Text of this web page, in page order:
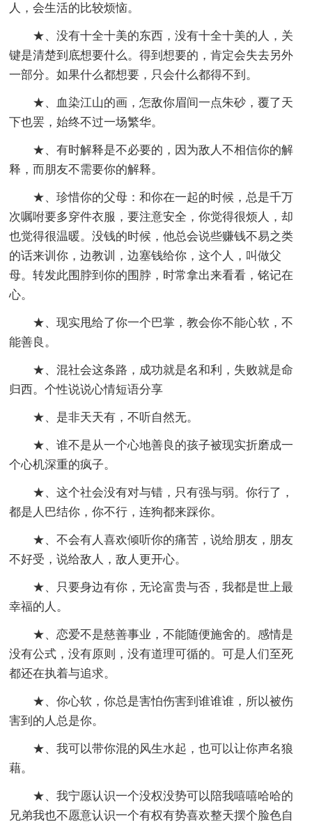
人，会生活的比较烦恼。
★、没有十全十美的东西，没有十全十美的人，关
键是清楚到底想要什么。得到想要的，肯定会失去另外
一部分。如果什么都想要，只会什么都得不到。
★、血染江山的画，怎敌你眉间一点朱砂，覆了天
下也罢，始终不过一场繁华。
★、有时解释是不必要的，因为敌人不相信你的解
释，而朋友不需要你的解释。
★、珍惜你的父母：和你在一起的时候，总是千万
次嘱咐要多穿件衣服，要注意安全，你觉得很烦人，却
也觉得很温暖。没钱的时候，他总会说些赚钱不易之类
的话来训你，边教训，边塞钱给你，这个人，叫做父
母。转发此围脖到你的围脖，时常拿出来看看，铭记在
心。
★、现实甩给了你一个巴掌，教会你不能心软，不
能善良。
★、混社会这条路，成功就是名和利，失败就是命
归西。个性说说心情短语分享
★、是非天天有，不听自然无。
★、谁不是从一个心地善良的孩子被现实折磨成一
个心机深重的疯子。
★、这个社会没有对与错，只有强与弱。你行了，
都是人巴结你，你不行，连狗都来踩你。
★、不会有人喜欢倾听你的痛苦，说给朋友，朋友
不好受，说给敌人，敌人更开心。
★、只要身边有你，无论富贵与否，我都是世上最
幸福的人。
★、恋爱不是慈善事业，不能随便施舍的。感情是
没有公式，没有原则，没有道理可循的。可是人们至死
都还在执着与追求。
★、你心软，你总是害怕伤害到谁谁谁，所以被伤
害到的人总是你。
★、我可以带你混的风生水起，也可以让你声名狼
藉。
★、我宁愿认识一个没权没势可以陪我嘻嘻哈哈的
兄弟我也不愿意认识一个有权有势喜欢整天摆个脸色自